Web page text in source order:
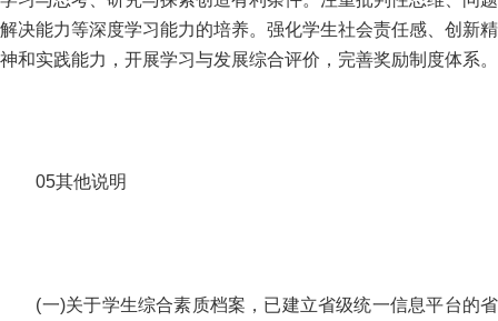
解决能力等深度学习能力的培养。强化学生社会责任感、创新精
神和实践能力，开展学习与发展综合评价，完善奖励制度体系。
05其他说明
(一)关于学生综合素质档案，已建立省级统一信息平台的省